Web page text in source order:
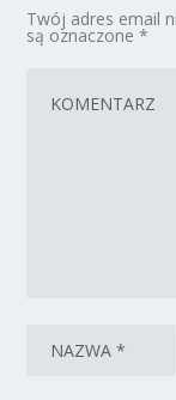
Twój adres email
są oznaczone*